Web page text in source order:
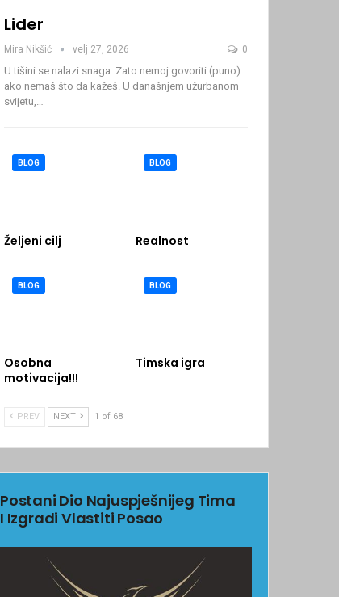
Lider
Mira Nikšić velj 27, 2026 0
U tišini se nalazi snaga. Zato nemoj govoriti (puno)
ako nemaš što da kažeš. U današnjem užurbanom
svijetu,…
BLOG
Željeni cilj
BLOG
Realnost
BLOG
Osobna
motivacija!!!
BLOG
Timska igra
PREV NEXT 1 of 68
Postani Dio Najuspješnijeg Tima
I Izgradi Vlastiti Posao